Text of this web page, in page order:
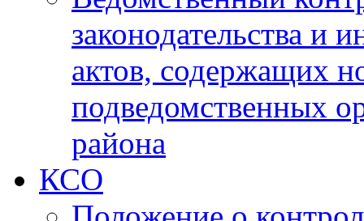
законодательства и
актов, содержащих
подведомственных
района
КСО